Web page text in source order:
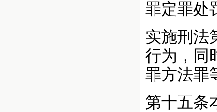
罪定罪处
实施刑法
行为，同
罪方法罪
第十五条